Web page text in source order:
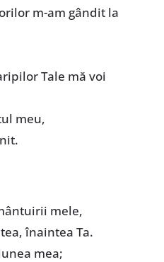
m-am gândit la
Tale mă voi
meu,
mele,
înaintea Ta.
mea;